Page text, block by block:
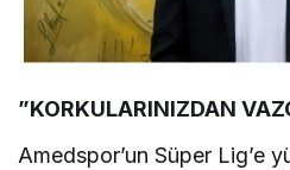
”KORKULARINIZDAN
Amedspor’un Süper Lig’e